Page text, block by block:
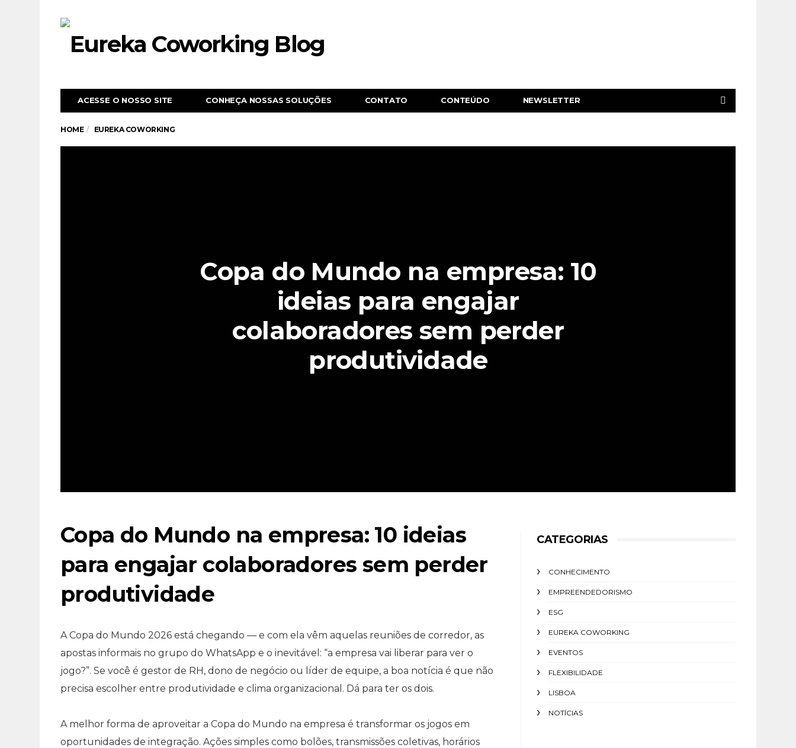
ACESSE O NOSSO SITE CONHEÇA NOSSAS SOLUÇÕES CONTATO CONTEÚDO NEWSLETTER
HOME EUREKA COWORKING
Copa do Mundo na empresa: 10
ideias para engajar
colaboradores sem perder
produtividade
Copa do Mundo na empresa: 10 ideias
para engajar colaboradores sem perder
produtividade
A Copa do Mundo 2026 está chegando — e com ela vêm aquelas reuniões de corredor, as
apostas informais no grupo do WhatsApp e o inevitável: “a empresa vai liberar para ver o
jogo?”. Se você é gestor de RH, dono de negócio ou líder de equipe, a boa notícia é que não
precisa escolher entre produtividade e clima organizacional. Dá para ter os dois.
A melhor forma de aproveitar a Copa do Mundo na empresa é transformar os jogos em
oportunidades de integração. Ações simples como bolões, transmissões coletivas, horários
CATEGORIAS
CONHECIMENTO
EMPREENDEDORISMO
ESG
EUREKA COWORKING
EVENTOS
FLEXIBILIDADE
LISBOA
NOTÍCIAS